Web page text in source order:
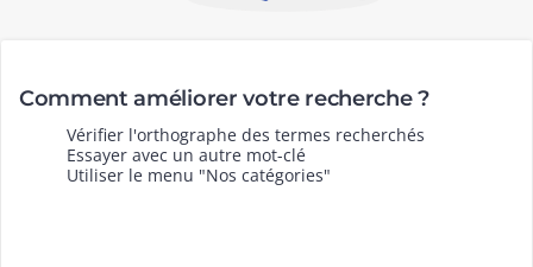
Comment améliorer votre recherche ?
Vérifier l'orthographe des termes recherchés
Essayer avec un autre mot-clé
Utiliser le menu "Nos catégories"